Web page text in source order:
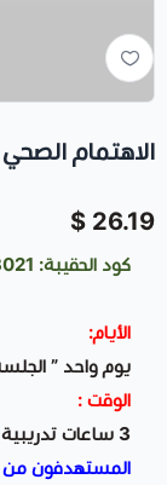
الاهتمام الصحي
26.19 $
كود الحقيبة: TRGC413021
الأيام:
يوم واحد ”
الوقت :
3 ساعات تدريبية .
المستهدفون من